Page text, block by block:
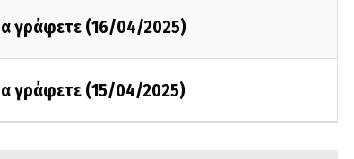
γράφετε (16/04/2025)
γράφετε (15/04/2025)